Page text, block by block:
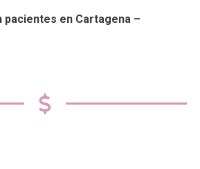
pacientes en Cartagena –